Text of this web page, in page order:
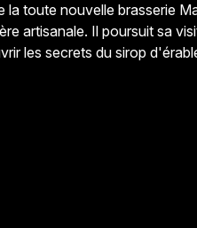
toute nouvelle brasserie
artisanale. Il poursuit sa
les secrets du sirop